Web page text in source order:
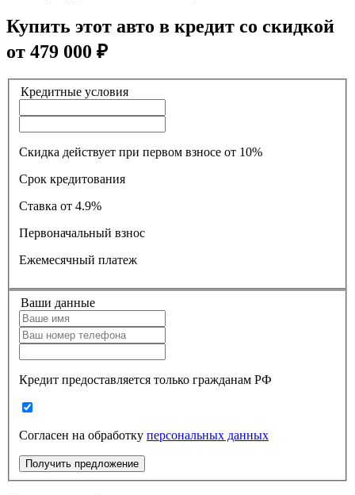
Купить этот авто в кредит со скидкой
от 479 000 ₽
Кредитные условия
Скидка действует при первом взносе от 10%
Срок кредитования
Ставка
от 4.9%
Первоначальный взнос
Ежемесячный платеж
Ваши данные
Кредит предоставляется только гражданам РФ
Согласен на обработку персональных данных
Получить предложение